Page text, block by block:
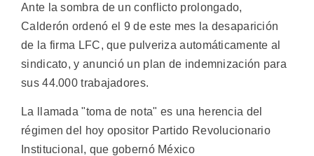
Ante la sombra de un conflicto prolongado,
Calderón ordenó el 9 de este mes la desaparición
de la firma LFC, que pulveriza automáticamente al
sindicato, y anunció un plan de indemnización para
sus 44.000 trabajadores.
La llamada "toma de nota" es una herencia del
régimen del hoy opositor Partido Revolucionario
Institucional, que gobernó México